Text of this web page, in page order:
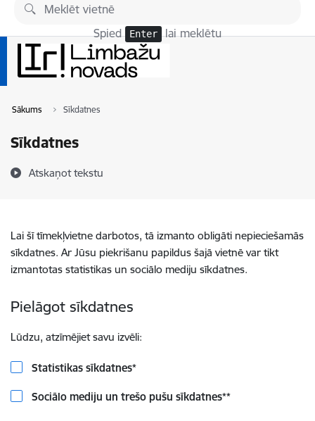
Pāriet uz lapas saturu
Spied Enter lai meklētu
Sākums Sīkdatnes
Sīkdatnes
Atskaņot tekstu
Lai šī tīmekļvietne darbotos, tā izmanto obligāti nepieciešamās
sīkdatnes. Ar Jūsu piekrišanu papildus šajā vietnē var tikt
izmantotas statistikas un sociālo mediju sīkdatnes.
Pielāgot sīkdatnes
Lūdzu, atzīmējiet savu izvēli:
Statistikas sīkdatnes*
Sociālo mediju un trešo pušu sīkdatnes**